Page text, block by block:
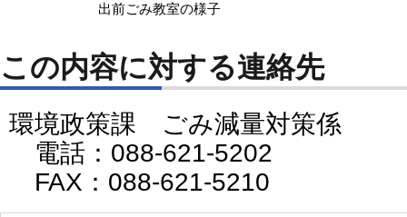
出前ごみ教室の様子
この内容に対する連絡先
環境政策課 ごみ減量対策係
電話：088-621-5202
FAX：088-621-5210